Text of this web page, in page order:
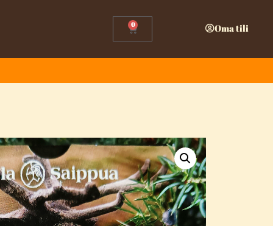
0 Oma tili